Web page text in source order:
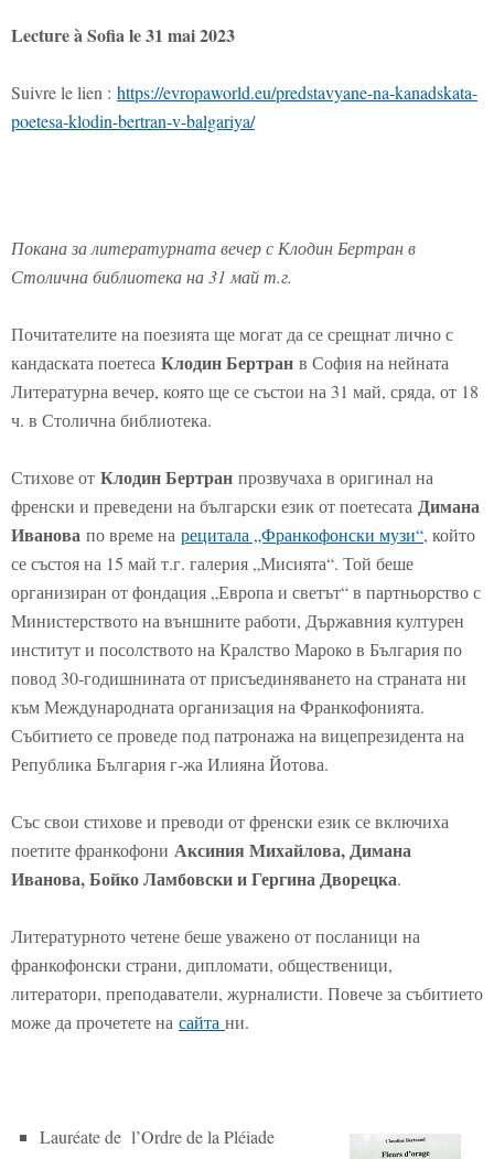
Lecture à Sofia le 31 mai 2023
Suivre le lien : https://evropaworld.eu/predstavyane-na-kanadskata-
poetesa-klodin-bertran-v-balgariya/
Покана за литературната вечер с Клодин Бертран в
Столична библиотека на 31 май т.г.
Почитателите на поезията ще могат да се срещнат лично с
кандаската поетеса Клодин Бертран в София на нейната
Литературна вечер, която ще се състои на 31 май, сряда, от 18
ч. в Столична библиотека.
Стихове от Клодин Бертран прозвучаха в оригинал на
френски и преведени на български език от поетесата Димана
Иванова по време на рецитала „Франкофонски музи“, който
се състоя на 15 май т.г. галерия „Мисията“. Той беше
организиран от фондация „Европа и светът“ в партньорство с
Министерството на външните работи, Държавния културен
институт и посолството на Кралство Мароко в България по
повод 30-годишнината от присъединяването на страната ни
към Международната организация на Франкофонията.
Събитието се проведе под патронажа на вицепрезидента на
Република България г-жа Илияна Йотова.
Със свои стихове и преводи от френски език се включиха
поетите франкофони Аксиния Михайлова, Димана
Иванова, Бойко Ламбовски и Гергина Дворецка.
Литературното четене беше уважено от посланици на
франкофонски страни, дипломати, общественици,
литератори, преподаватели, журналисти. Повече за събитието
може да прочетете на сайта ни.
Lauréate de l’Ordre de la Pléiade